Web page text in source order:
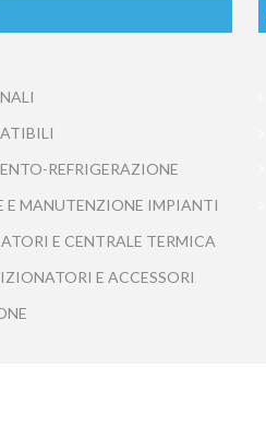
REFRIGERAZIONE
E MANUTENZIONE IMPIANTI
E CENTRALE TERMICA
E ACCESSORI